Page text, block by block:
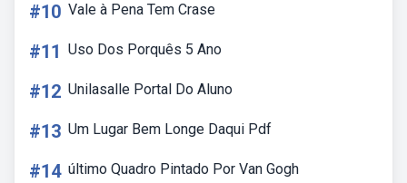
#10 Vale à Pena Tem Crase
#11 Uso Dos Porquês 5 Ano
#12 Unilasalle Portal Do Aluno
#13 Um Lugar Bem Longe Daqui Pdf
#14 último Quadro Pintado Por Van Gogh